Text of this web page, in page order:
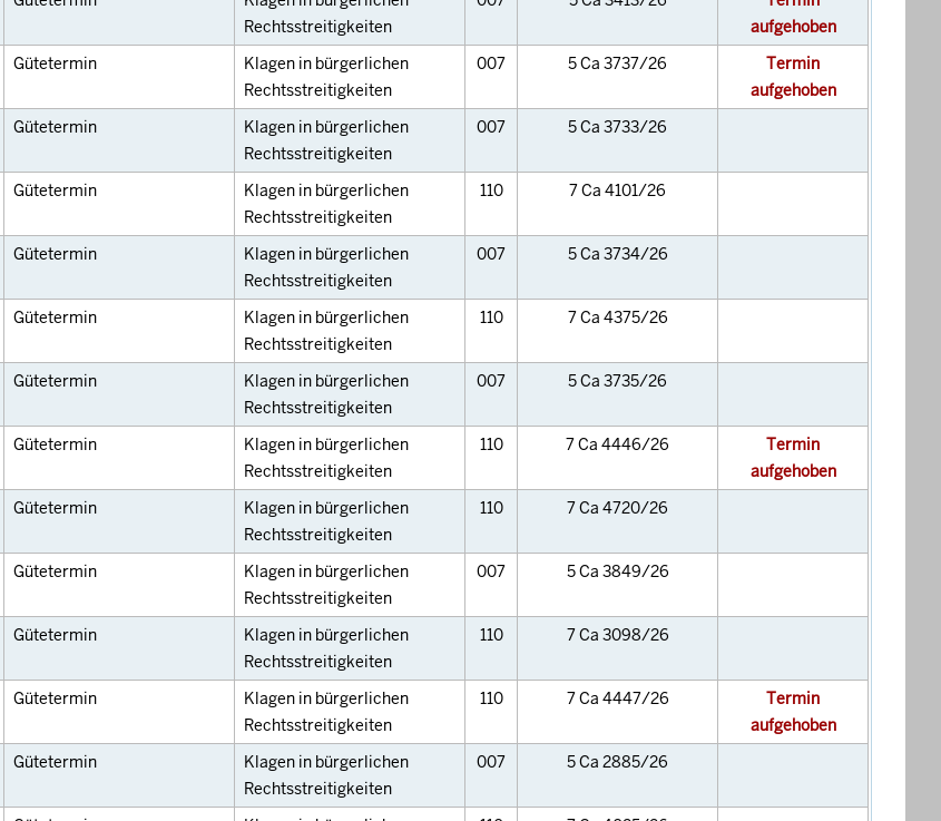
Rechtsstreitigkeiten
aufgehoben
Gütetermin
Klagen in bürgerlichen
Rechtsstreitigkeiten
007 5 Ca 3737/26
Termin
aufgehoben
Gütetermin
Klagen in bürgerlichen
Rechtsstreitigkeiten
007 5 Ca 3733/26
Gütetermin
Klagen in bürgerlichen
Rechtsstreitigkeiten
110 7 Ca 4101/26
Gütetermin
Klagen in bürgerlichen
Rechtsstreitigkeiten
007 5 Ca 3734/26
Gütetermin
Klagen in bürgerlichen
Rechtsstreitigkeiten
110 7 Ca 4375/26
Gütetermin
Klagen in bürgerlichen
Rechtsstreitigkeiten
007 5 Ca 3735/26
Gütetermin
Klagen in bürgerlichen
Rechtsstreitigkeiten
110 7 Ca 4446/26
Termin
aufgehoben
Gütetermin
Klagen in bürgerlichen
Rechtsstreitigkeiten
110 7 Ca 4720/26
Gütetermin
Klagen in bürgerlichen
Rechtsstreitigkeiten
007 5 Ca 3849/26
Gütetermin
Klagen in bürgerlichen
Rechtsstreitigkeiten
110 7 Ca 3098/26
Gütetermin
Klagen in bürgerlichen
Rechtsstreitigkeiten
110 7 Ca 4447/26
Termin
aufgehoben
Gütetermin
Klagen in bürgerlichen
Rechtsstreitigkeiten
007 5 Ca 2885/26